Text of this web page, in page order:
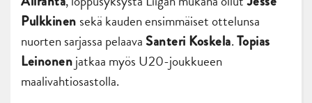
Pulkkinen sekä kauden ensimmäiset ottelunsa
nuorten sarjassa pelaava Santeri Koskela.Topias
Leinonenjatkaa myös U20-joukkueen
maalivahtiosastolla.